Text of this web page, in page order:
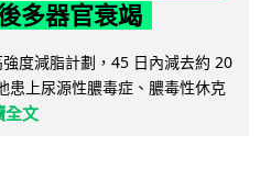
多器官衰竭
度減脂計劃，45 日內減去約 20
患上尿源性膿毒症、膿毒性休克
全文